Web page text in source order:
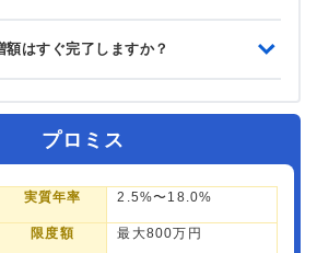
額はすぐ完了しますか？
プロミス
実質年率 2.5%〜18.0%
限度額 最大800万円